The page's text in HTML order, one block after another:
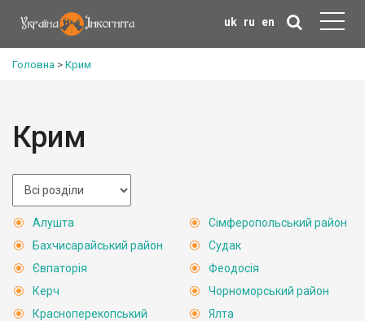
uk ru en
Головна > Крим
Крим
Алушта
Бахчисарайський район
Євпаторія
Керч
Красноперекопський
Сімферопольський район
Судак
Феодосія
Чорноморський район
Ялта